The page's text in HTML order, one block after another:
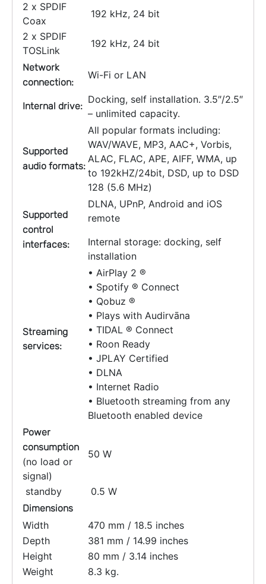
2 x SPDIF
Coax
192 kHz, 24 bit
2 x SPDIF
TOSLink
192 kHz, 24 bit
Network
connection:
Wi-Fi or LAN
Internal drive:
Docking, self installation. 3.5″/2.5″
– unlimited capacity.
Supported
audio formats:
All popular formats including:
WAV/WAVE, MP3, AAC+, Vorbis,
ALAC, FLAC, APE, AIFF, WMA, up
to 192kHZ/24bit, DSD, up to DSD
128 (5.6 MHz)
Supported
control
interfaces:
DLNA, UPnP, Android and iOS
remote
Internal storage: docking, self
installation
Streaming
services:
• AirPlay 2 ®
• Spotify ® Connect
• Qobuz ®
• Plays with Audirvāna
• TIDAL ® Connect
• Roon Ready
• JPLAY Certified
• DLNA
• Internet Radio
• Bluetooth streaming from any
Bluetooth enabled device
Power
consumption
(no load or
signal)
50 W
standby 0.5 W
Dimensions
Width
470 mm / 18.5 inches
Depth
381 mm / 14.99 inches
Height
80 mm / 3.14 inches
Weight
8.3 kg.